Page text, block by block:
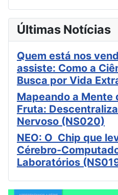
Últimas Notícias
Quem está nos
assiste: Como a
Busca por Vida
Mapeando a Mente
Fruta:
Nervoso (NS020)
NEO: O Chip que
Cérebro-
Laboratórios